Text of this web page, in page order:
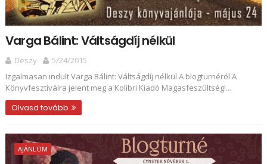
Varga Bálint: Váltságdíj nélkül
Deszy
5/24/2015
Izgalmasan indult Varga Bálint: Váltságdíj nélkül A blogturnéról A
Könyvfesztiválra jelent meg a Kolibri Kiadó Magasfeszültség!...
Olvasd tovább
AJÁNLOM